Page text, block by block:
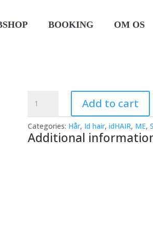
BOOKING OM OS
Me
Blow
Dry
Spray
Add to cart
Categories: Hår, Id hair,idHAIR, ME,
Additional